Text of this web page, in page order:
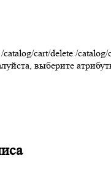
/catalog/cart/delete /catalog/
выберите